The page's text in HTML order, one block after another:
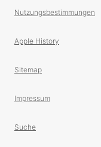
Nutzungsbestimmungen
Apple History
Sitemap
Impressum
Suche